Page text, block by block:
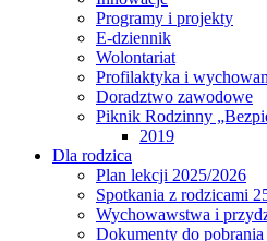
Programy i projekty
E-dziennik
Wolontariat
Profilaktyka i
Doradztwo zawodowe
Piknik Rodzinny
2019
Dla rodzica
Plan lekcji 2025/2026
Spotkania z rodzicami
Wychowawstwa i
Dokumenty do pobrania